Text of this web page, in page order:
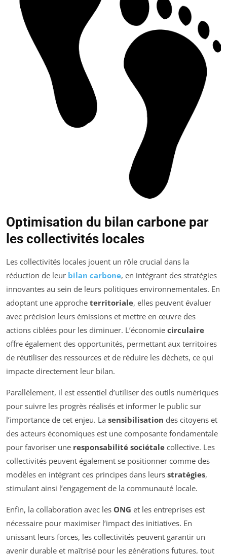
Optimisation du bilan carbone par
les collectivités locales
Les collectivités locales jouent un rôle crucial dans la
réduction de leur bilan carbone, en intégrant des stratégies
innovantes au sein de leurs politiques environnementales. En
adoptant une approche territoriale, elles peuvent évaluer
avec précision leurs émissions et mettre en œuvre des
actions ciblées pour les diminuer. L’économie circulaire
offre également des opportunités, permettant aux territoires
de réutiliser des ressources et de réduire les déchets, ce qui
impacte directement leur bilan.
Parallèlement, il est essentiel d’utiliser des outils numériques
pour suivre les progrès réalisés et informer le public sur
l’importance de cet enjeu. La sensibilisation des citoyens et
des acteurs économiques est une composante fondamentale
pour favoriser une responsabilité sociétale collective. Les
collectivités peuvent également se positionner comme des
modèles en intégrant ces principes dans leurs stratégies,
stimulant ainsi l’engagement de la communauté locale.
Enfin, la collaboration avec les ONG et les entreprises est
nécessaire pour maximiser l’impact des initiatives. En
unissant leurs forces, les collectivités peuvent garantir un
avenir durable et maîtrisé pour les générations futures, tout